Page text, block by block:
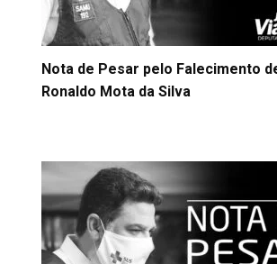
Nota de Pesar pelo Falecimento
Ronaldo Mota da Silva